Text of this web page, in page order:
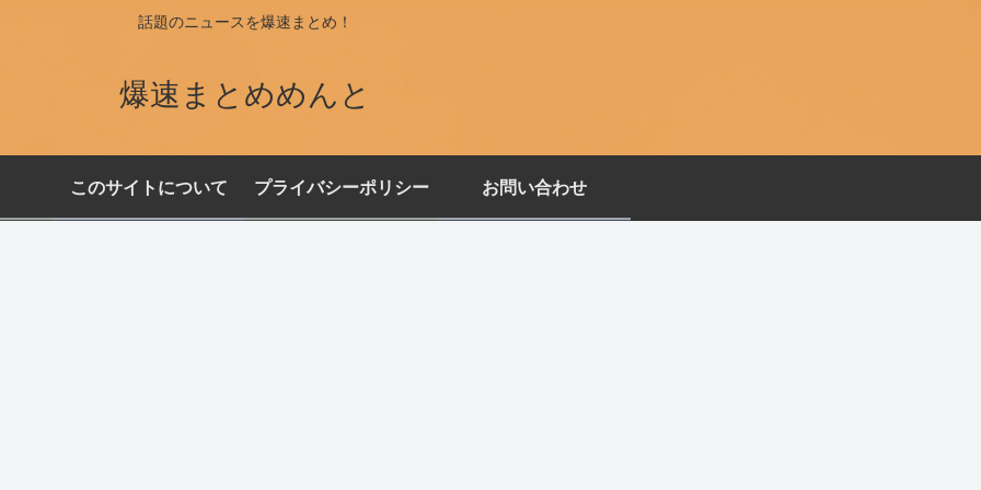
話題のニュースを爆速まとめ！
爆速まとめめんと
このサイトについて プライバシーポリシー お問い合わせ